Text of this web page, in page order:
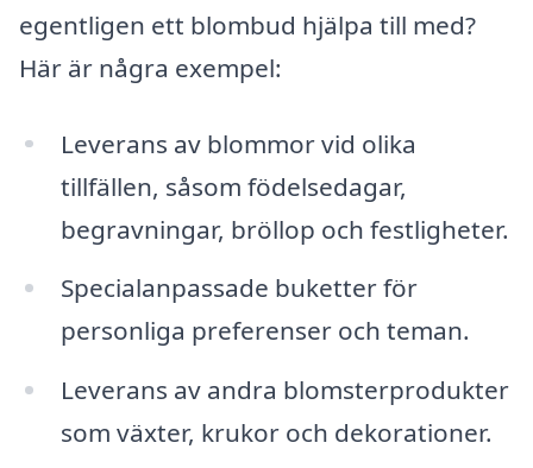
egentligen ett blombud hjälpa till med?
Här är några exempel:
Leverans av blommor vid olika
tillfällen, såsom födelsedagar,
begravningar, bröllop och festligheter.
Specialanpassade buketter för
personliga preferenser och teman.
Leverans av andra blomsterprodukter
som växter, krukor och dekorationer.